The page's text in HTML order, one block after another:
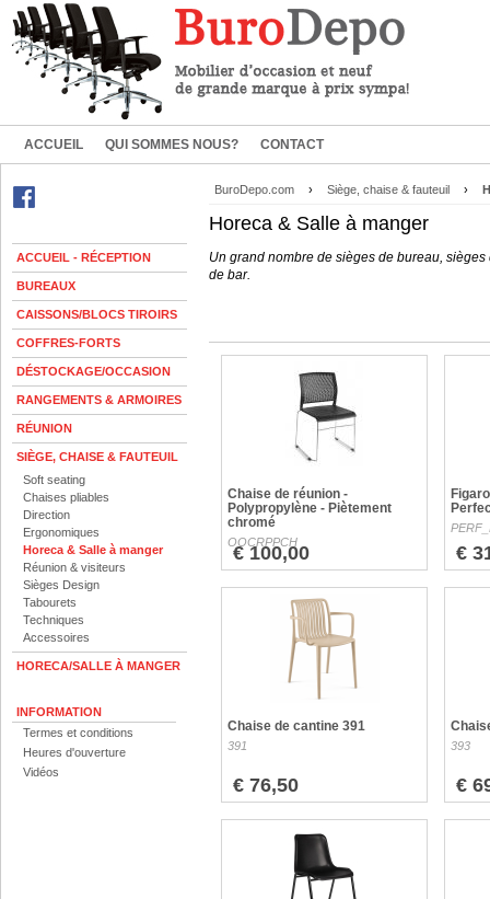
ACCUEIL QUI SOMMES NOUS? CONTACT
ACCUEIL - RÉCEPTION
BUREAUX
CAISSONS/BLOCS TIROIRS
COFFRES-FORTS
DÉSTOCKAGE/OCCASION
RANGEMENTS & ARMOIRES
RÉUNION
SIÈGE, CHAISE & FAUTEUIL
Soft seating
Chaises pliables
Direction
Ergonomiques
Horeca & Salle à manger
Réunion & visiteurs
Sièges Design
Tabourets
Techniques
Accessoires
HORECA/SALLE À MANGER
INFORMATION
Termes et conditions
Heures d'ouverture
Vidéos
BuroDepo.com › Siège, chaise & fauteuil ›
Horeca & Salle à manger
Un grand nombre de sièges de bureau,
de bar.
Chaise de réunion -
Polypropylène - Piètement
chromé
OOCRPPCH
€ 100,00 €
Chaise de cantine 391
391
€ 76,50
393
€